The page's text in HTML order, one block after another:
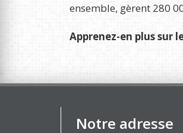
ensemble, gèrent 280
Apprenez-en plus sur
Notre adresse